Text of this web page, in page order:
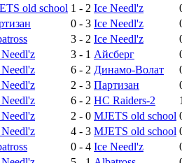
old school 1 - 2 Ice Needl'z
0 - 3 Ice Needl'z
3 - 2 Ice Needl'z
3 - 1 Айсберг
6 - 2 Динамо-Волат
2 - 3 Партизан
6 - 2 HC Raiders-2 1
2 - 0 MJETS old school
4 - 3 MJETS old school
0 - 4 Ice Needl'z